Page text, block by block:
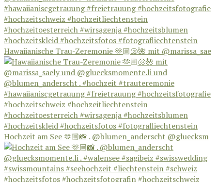
Hawaiianische Trau-Zeremonie 🫶🏼🐚🌺 mit @marissa_sae
Hochzeit am See 🫶🏼📸 . @blumen_anderscht @gluecksm